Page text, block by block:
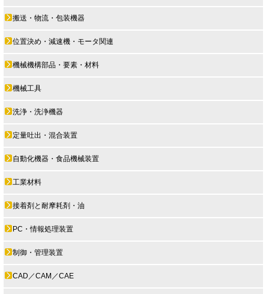
搬送・物流・包装機器
位置決め・減速機・モータ関連
機械機構部品・要素・材料
機械工具
洗浄・洗浄機器
定量吐出・混合装置
自動化機器・食品機械装置
工業材料
接着剤と耐摩耗剤・油
PC・情報処理装置
制御・管理装置
CAD／CAM／CAE